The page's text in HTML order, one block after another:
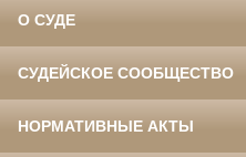
О СУДЕ
СУДЕЙСКОЕ СООБЩЕСТВО
НОРМАТИВНЫЕ АКТЫ